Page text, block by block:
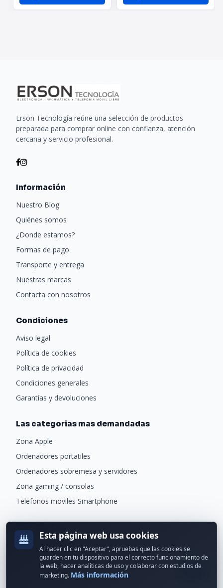
Erson Tecnología reúne una selección de productos
preparada para comprar online con confianza, atención
cercana y servicio profesional.
Información
Nuestro Blog
Quiénes somos
¿Donde estamos?
Formas de pago
Transporte y entrega
Nuestras marcas
Contacta con nosotros
Condiciones
Aviso legal
Política de cookies
Política de privacidad
Condiciones generales
Garantías y devoluciones
Las categorias mas demandadas
Zona Apple
Ordenadores portatiles
Ordenadores sobremesa y servidores
Zona gaming / consolas
Telefonos moviles Smartphone
Recibe ofertas exclusivas y novedades.
Esta página web usa cookies
Al hacer clic en "Aceptar", apruebas que las cookies se
guarden en tu dispositivo para el correcto funcionamiento de
la web, hacer analíticas de uso y colaborar con estudios de
marketing. Más información